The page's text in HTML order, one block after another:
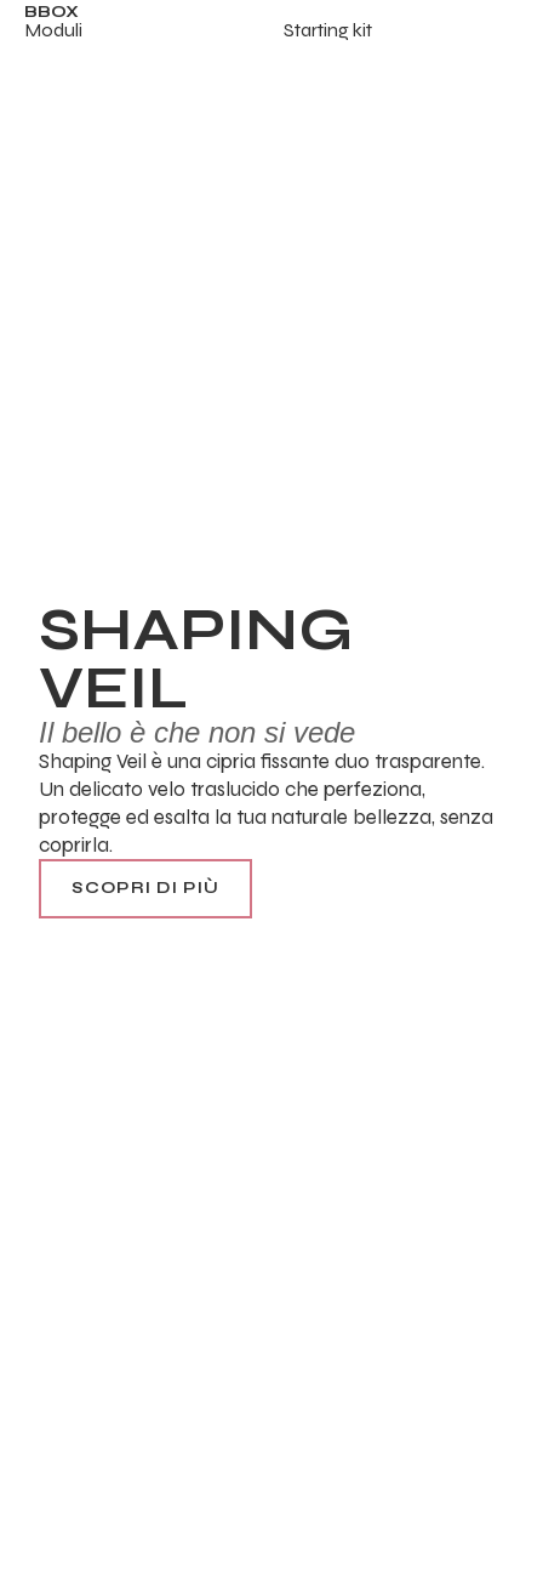
BBOX
Moduli Starting kit
SHAPING
VEIL
Il bello è che non si vede
Shaping Veil è una cipria fissante duo trasparente.
Un delicato velo traslucido che perfeziona,
protegge ed esalta la tua naturale bellezza, senza
coprirla.
SCOPRI DI PIÙ